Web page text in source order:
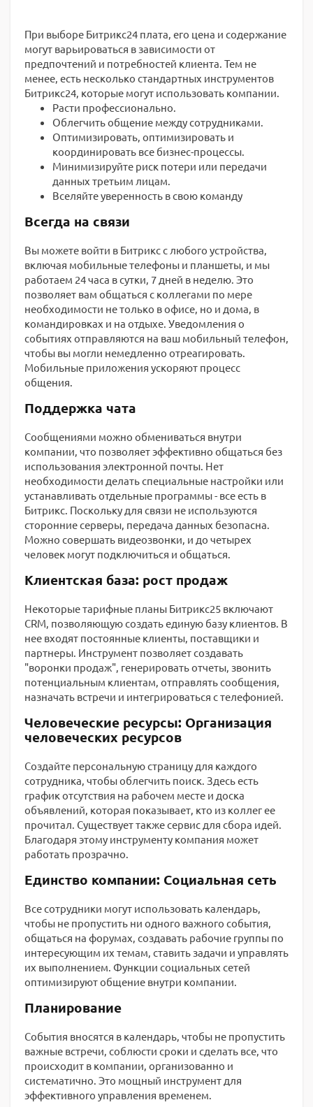
При выборе Битрикс24 плата, его цена и содержание
могут варьироваться в зависимости от
предпочтений и потребностей клиента. Тем не
менее, есть несколько стандартных инструментов
Битрикс24, которые могут использовать компании.
Расти профессионально.
Облегчить общение между сотрудниками.
Оптимизировать, оптимизировать и
координировать все бизнес-процессы.
Минимизируйте риск потери или передачи
данных третьим лицам.
Вселяйте уверенность в свою команду
Всегда на связи
Вы можете войти в Битрикс с любого устройства,
включая мобильные телефоны и планшеты, и мы
работаем 24 часа в сутки, 7 дней в неделю. Это
позволяет вам общаться с коллегами по мере
необходимости не только в офисе, но и дома, в
командировках и на отдыхе. Уведомления о
событиях отправляются на ваш мобильный телефон,
чтобы вы могли немедленно отреагировать.
Мобильные приложения ускоряют процесс
общения.
Поддержка чата
Сообщениями можно обмениваться внутри
компании, что позволяет эффективно общаться без
использования электронной почты. Нет
необходимости делать специальные настройки или
устанавливать отдельные программы - все есть в
Битрикс. Поскольку для связи не используются
сторонние серверы, передача данных безопасна.
Можно совершать видеозвонки, и до четырех
человек могут подключиться и общаться.
Клиентская база: рост продаж
Некоторые тарифные планы Битрикс25 включают
CRM, позволяющую создать единую базу клиентов. В
нее входят постоянные клиенты, поставщики и
партнеры. Инструмент позволяет создавать
"воронки продаж", генерировать отчеты, звонить
потенциальным клиентам, отправлять сообщения,
назначать встречи и интегрироваться с телефонией.
Человеческие ресурсы: Организация
человеческих ресурсов
Создайте персональную страницу для каждого
сотрудника, чтобы облегчить поиск. Здесь есть
график отсутствия на рабочем месте и доска
объявлений, которая показывает, кто из коллег ее
прочитал. Существует также сервис для сбора идей.
Благодаря этому инструменту компания может
работать прозрачно.
Единство компании: Социальная сеть
Все сотрудники могут использовать календарь,
чтобы не пропустить ни одного важного события,
общаться на форумах, создавать рабочие группы по
интересующим их темам, ставить задачи и управлять
их выполнением. Функции социальных сетей
оптимизируют общение внутри компании.
Планирование
События вносятся в календарь, чтобы не пропустить
важные встречи, соблюсти сроки и сделать все, что
происходит в компании, организованно и
систематично. Это мощный инструмент для
эффективного управления временем.